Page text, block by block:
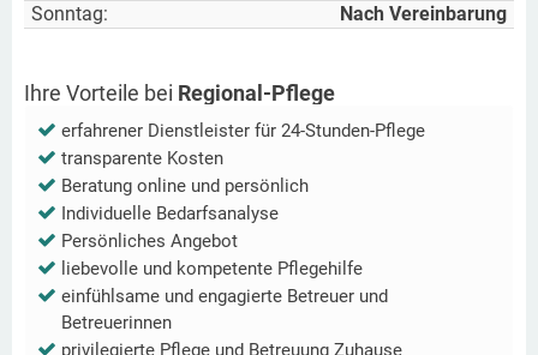
Sonntag:
Nach Vereinbarung
Ihre Vorteile bei Regional-Pflege
erfahrener Dienstleister für 24-Stunden-Pflege
transparente Kosten
Beratung online und persönlich
Individuelle Bedarfsanalyse
Persönliches Angebot
liebevolle und kompetente Pflegehilfe
einfühlsame und engagierte Betreuer und
Betreuerinnen
privilegierte Pflege und Betreuung Zuhause